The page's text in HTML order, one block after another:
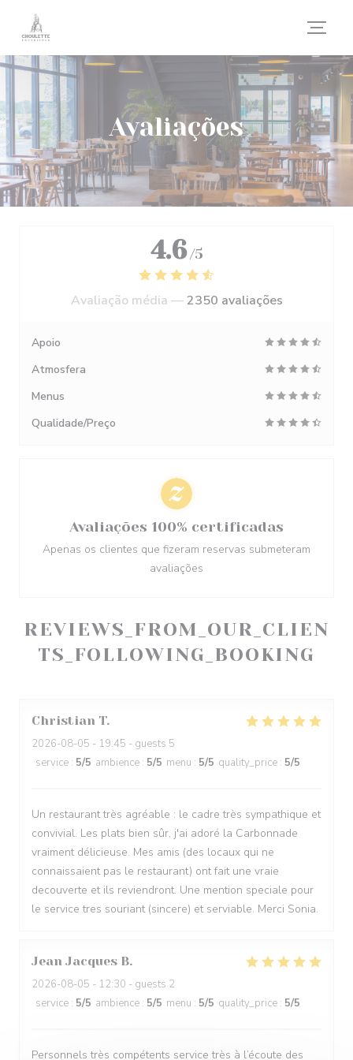
Painel de Gerenciamento de Cookies
Avaliações
REVIEWS_FROM_OUR_CLIEN
TS_FOLLOWING_BOOKING
Christian T
2026-08-05 - 19:45 - guests 5
service : 5/5 ambience : 5/5 menu : 5/5 quality_price : 5/5
Un restaurant très agréable : le cadre très sympathique et
convivial. Les plats bien sûr, j'ai adoré la Carbonnade
vraiment délicieuse. Mes amis (des locaux qui ne
connaissaient pas le restaurant) ont fait une vraie
decouverte et ils reviendront. Une mention speciale pour
le service tres souriant (sincere) et serviable. Merci Sonia.
Jean Jacques B
2026-08-05 - 12:30 - guests 2
service : 5/5 ambience : 5/5 menu : 5/5 quality_price : 5/5
Personnels très compétents service très à l’écoute des
4.6 /5
Avaliação média —2350 avaliações
Apoio
Atmosfera
Menus
Qualidade/Preço
Avaliações 100% certificadas
Apenas os clientes que fizeram reservas submeteram
avaliações